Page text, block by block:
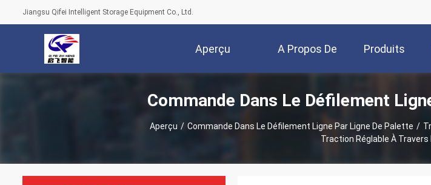
Jiangsu Qifei Intelligent Storage Equipment Co., Ltd.
Aperçu A Propos De
Nous
Produits
Commande Dans Le Défilement
Aperçu / Commande Dans Le Défilement Ligne Par Ligne De Palette /
Traction Réglable À Travers